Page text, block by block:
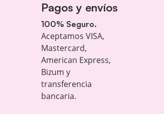
Pagos y envíos
100% Seguro.
Aceptamos VISA,
Mastercard,
American Express,
Bizum y
transferencia
bancaria.